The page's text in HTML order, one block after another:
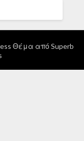
Θέμα από Superb